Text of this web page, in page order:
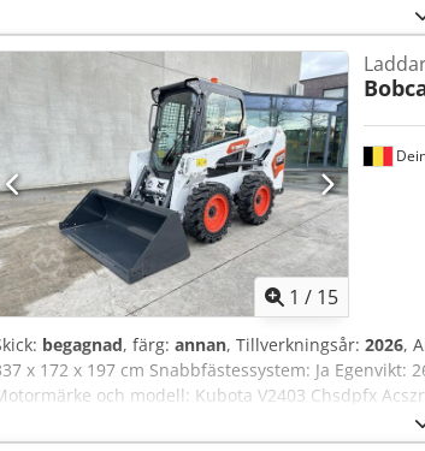
, Dieseldriven gaffeltruck
75 mm ISO-klass: Terminal West
Hastighetsklass: 20 Skick: Ny maskin Tekniskt
Däck bak typ: Superelastiska Däck bak skick: Nya
hydraulventil, 4:e hydraulventil, bakre
frilyft, CE-certifikat, innerbackspegel,
1 / 15
begagnad, färg: annan, Tillverkningsår: 2026,
x 172 x 197 cm Snabbfästessystem: Ja Egenvikt:
och modell: Kubota V2403 Chsdpfx
Däckstorlek: Fram- och bakhjul: 30×10-16
Ingen CE-märkning eller registrering Ingen